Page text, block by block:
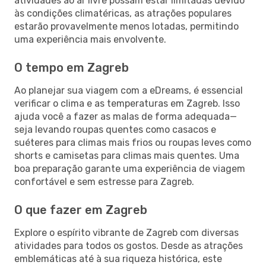
às condições climatéricas, as atrações populares
estarão provavelmente menos lotadas, permitindo
uma experiência mais envolvente.
O tempo em Zagreb
Ao planejar sua viagem com a eDreams, é essencial
verificar o clima e as temperaturas em Zagreb. Isso
ajuda você a fazer as malas de forma adequada—
seja levando roupas quentes como casacos e
suéteres para climas mais frios ou roupas leves como
shorts e camisetas para climas mais quentes. Uma
boa preparação garante uma experiência de viagem
confortável e sem estresse para Zagreb.
O que fazer em Zagreb
Explore o espírito vibrante de Zagreb com diversas
atividades para todos os gostos. Desde as atrações
emblemáticas até à sua riqueza histórica, este